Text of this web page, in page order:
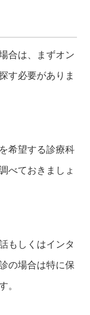
合は、まずオン
す必要がありま
希望する診療科
べておきましょ
もしくはインタ
の場合は特に保